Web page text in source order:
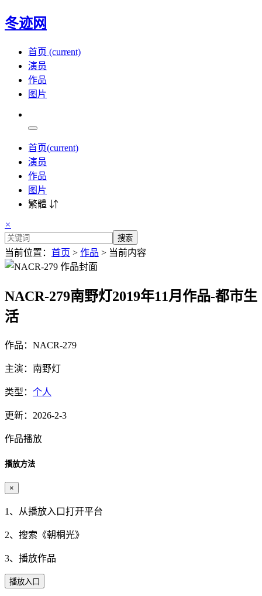
冬迹网
首页 (current)
演员
作品
图片
首页(current)
演员
作品
图片
繁體 ⇵
×
搜索
当前位置： 首页 > 作品 > 当前内容
NACR-279南野灯2019年11月作品-都市生
活
作品：NACR-279
主演：南野灯
类型： 个人
更新：2026-2-3
作品播放
播放方法
×
1、从播放入口打开平台
2、搜索《朝桐光》
3、播放作品
播放入口